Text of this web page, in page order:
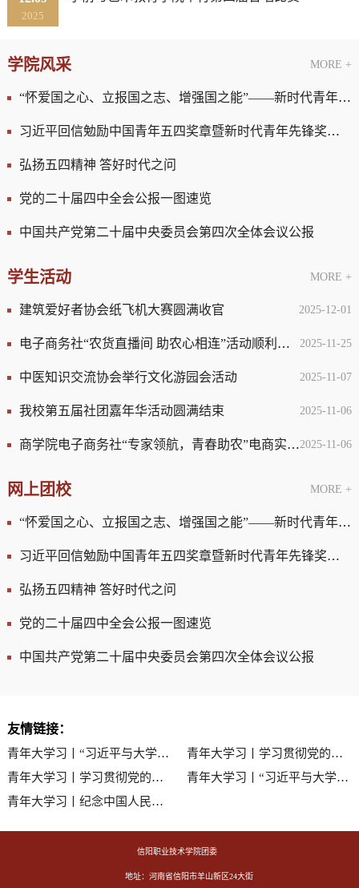
2025
学院风采 MORE +
“怀爱国之心、立报国之志、增强国之能”——新时代青年这样回答“爱国三问”
习近平回信勉励中国青年五四奖章暨新时代青年先锋奖获奖者代表
弘扬五四精神 答好时代之问
党的二十届四中全会公报一图速览
中国共产党第二十届中央委员会第四次全体会议公报
学生活动 MORE +
2025-12-01
建筑爱好者协会纸飞机大赛圆满收官
2025-11-25
电子商务社“农货直播间 助农心相连”活动顺利开展
2025-11-07
中医知识交流协会举行文化游园会活动
2025-11-06
我校第五届社团嘉年华活动圆满结束
2025-11-06
商学院电子商务社“专家领航，青春助农”电商实践活动
网上团校 MORE +
“怀爱国之心、立报国之志、增强国之能”——新时代青年这样回答“爱国三问”
习近平回信勉励中国青年五四奖章暨新时代青年先锋奖获奖者代表
弘扬五四精神 答好时代之问
党的二十届四中全会公报一图速览
中国共产党第二十届中央委员会第四次全体会议公报
友情链接：
青年大学习丨“习近平与大学生朋友们”系列（五）练就过硬本领
青年大学习丨学习贯彻党的二十届四中全会精神特辑（二）
青年大学习丨学习贯彻党的二十届四中全会精神特辑（一）
青年大学习丨“习近平与大学生朋友们”系列（四）勇于砥砺奋斗
青年大学习丨纪念中国人民抗日战争暨世界反法西斯战争胜利80周年特辑（下）
信阳职业技术学院团委
地址：河南省信阳市羊山新区24大街